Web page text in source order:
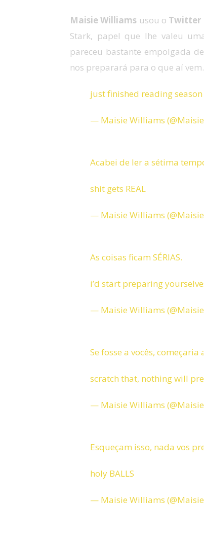
Maisie Williams usou o Twitter
Stark, papel que lhe valeu
pareceu bastante empolgada
nos preparará para o que aí vem.
just finished reading season
— Maisie Williams
Acabei de ler a sétima
shit gets REAL
— Maisie Williams
As coisas ficam SÉRIAS.
i’d start preparing
— Maisie Williams
Se fosse a vocês,
scratch that, nothing will
— Maisie Williams
Esqueçam isso, nada vos
holy BALLS
— Maisie Williams